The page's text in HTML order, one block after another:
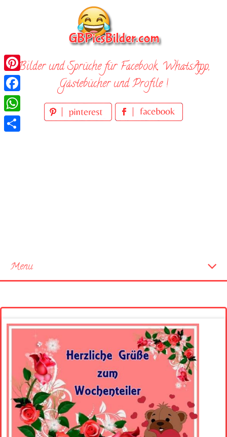
Bilder und Sprüche für Facebook, WhatsApp,
Gästebücher und Profile !
Menu
Pinterest
Facebook
WhatsApp